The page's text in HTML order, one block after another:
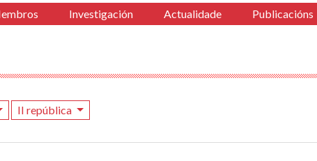
Investigación Actualidade Publicacións
II república